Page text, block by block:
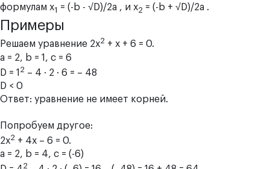
формулам х1 = (-b - √D)/2a , и х2 = (-b + √D)/2a .
Примеры
Решаем уравнение 2х2 + х + 6 = 0.
а = 2, b = 1, c = 6
D = 1 2 – 4 · 2 · 6 = – 48
D < 0
Ответ: уравнение не имеет корней.
Попробуем другое:
2х2 + 4х – 6 = 0.
а = 2, b = 4, c = (-6)
2